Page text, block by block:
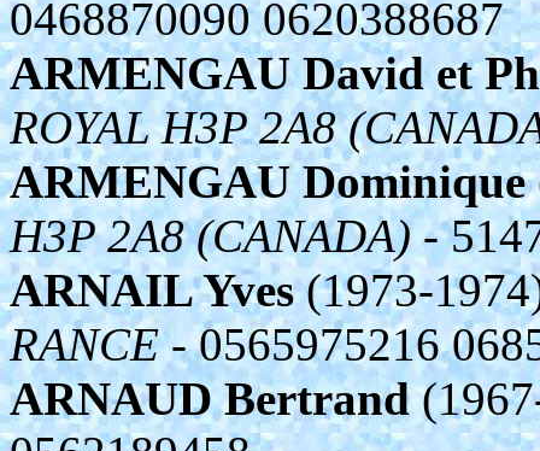
0468870090 0620388687
ARMENGAU David et
ROYAL H3P 2A8
ARMENGAU Dominique
H3P 2A8 (CANADA)-
ARNAIL Yves(1973-
RANCE- 0565975216
ARNAUD Bertrand